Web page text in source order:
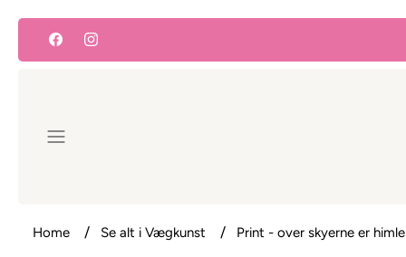
Home Se alt i Vægkunst Print - over skyerne er